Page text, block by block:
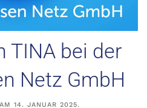
TINA bei der
Netz GmbH
14. JANUAR 2025.